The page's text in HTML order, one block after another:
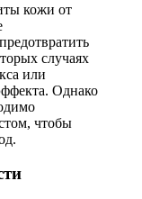
кожи от
случаях
или
Однако
чтобы